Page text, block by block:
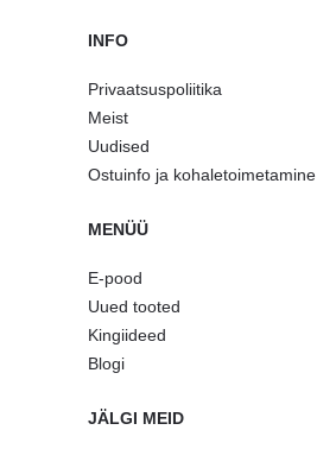
INFO
Privaatsuspoliitika
Meist
Uudised
Ostuinfo ja kohaletoimetamine
MENÜÜ
E-pood
Uued tooted
Kingiideed
Blogi
JÄLGI MEID